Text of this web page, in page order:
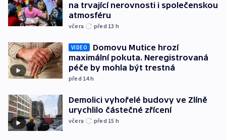
na trvající nerovnosti i společenskou
atmosféru
včera před 13 h
VIDEO
Domovu Mutice hrozí
maximální pokuta. Neregistrovaná
péče by mohla být trestná
před 14h
Demolici vyhořelé budovy ve Zlíně
urychlilo částečné zřícení
včera před 15 h